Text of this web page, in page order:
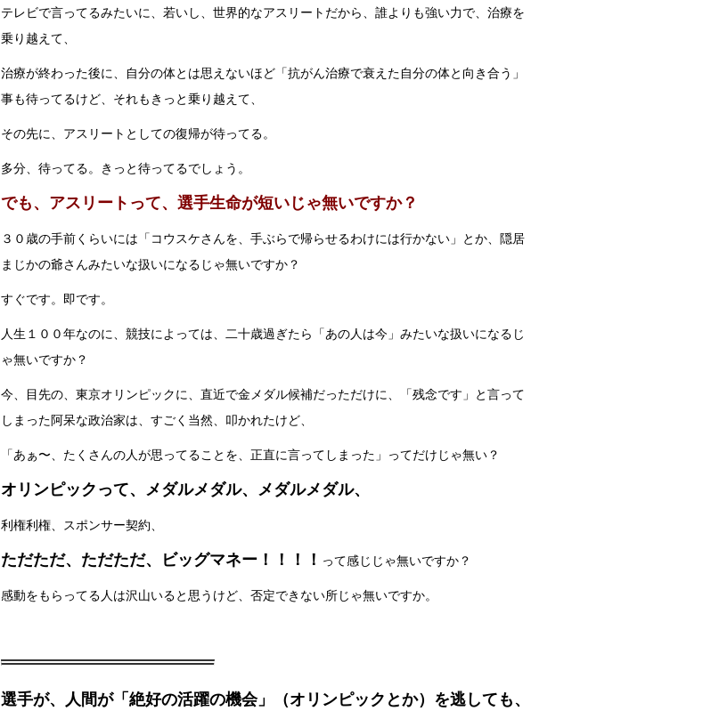
テレビで言ってるみたいに、若いし、世界的なアスリートだから、誰よりも強い力で、治療を
乗り越えて、
治療が終わった後に、自分の体とは思えないほど「抗がん治療で衰えた自分の体と向き合う」
事も待ってるけど、それもきっと乗り越えて、
その先に、アスリートとしての復帰が待ってる。
多分、待ってる。きっと待ってるでしょう。
でも、アスリートって、選手生命が短いじゃ無いですか？
３０歳の手前くらいには「コウスケさんを、手ぶらで帰らせるわけには行かない」とか、隠居
まじかの爺さんみたいな扱いになるじゃ無いですか？
すぐです。即です。
人生１００年なのに、競技によっては、二十歳過ぎたら「あの人は今」みたいな扱いになるじ
ゃ無いですか？
今、目先の、東京オリンピックに、直近で金メダル候補だっただけに、「残念です」と言って
しまった阿呆な政治家は、すごく当然、叩かれたけど、
「あぁ〜、たくさんの人が思ってることを、正直に言ってしまった」ってだけじゃ無い？
オリンピックって、メダルメダル、メダルメダル、
利権利権、スポンサー契約、
ただただ、ただただ、ビッグマネー！！！！ って感じじゃ無いですか？
感動をもらってる人は沢山いると思うけど、否定できない所じゃ無いですか。
選手が、人間が「絶好の活躍の機会」（オリンピックとか）を逃しても、